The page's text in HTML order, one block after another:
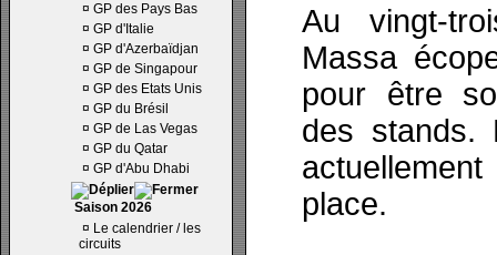
¤ GP des Pays Bas
¤ GP d'Italie
¤ GP d'Azerbaïdjan
¤ GP de Singapour
¤ GP des Etats Unis
¤ GP du Brésil
¤ GP de Las Vegas
¤ GP du Qatar
¤ GP d'Abu Dhabi
Saison 2026
¤ Le calendrier / les
circuits
Au vingt-
Massa
pour être
des stands.
place.